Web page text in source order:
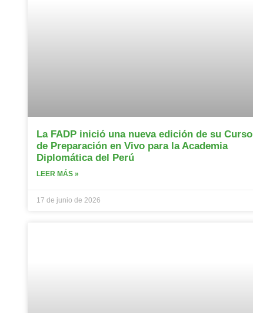
La FADP inició una nueva edición de su Curso
de Preparación en Vivo para la Academia
Diplomática del Perú
LEER MÁS »
17 de junio de 2026